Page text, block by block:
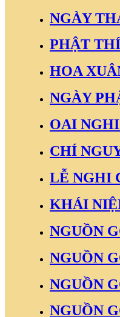
NGÀY
PHẬT
HOA
NGÀY
OAI
CHÍ
LỄ NGHI
KHÁI
NGUỒN
NGUỒN
NGUỒN
NGUỒN